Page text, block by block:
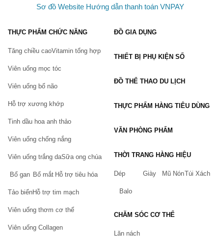
<<------------------------------------->>
những quyền lợi:
Chiaki.vn
Hoàn tiền, đổi trả trong 5 ngày nếu có lỗi của nhà sản xuất và
hỏng hóc trong quá trình vận chuyển. (Xem thêm:
sách đổi trả hàng tại Chiaki
Quý khách có thể tham khảo
chúng tôi sẽ liên hệ lại Quý Khách trong thời gian ngắn nhất.
Lưu ý: Mọi thông tin trên đây chỉ mang tính chất tham khảo. Việc
lòng đọc kĩ thông tin chi tiết ở tờ rơi bên trong hộp sản phẩm.
Sơ đồ Website Hướng dẫn thanh toán VNPAY
THỰC PHẨM CHỨC NĂNG
Tăng chiều caoVitamin tổng hợp
Viên uống mọc tóc
Viên uống bổ não
Hỗ trợ xương khớp
Tinh dầu hoa anh thảo
Viên uống chống nắng
Viên uống trắng daSữa ong chúa
Bổ gan Bổ mắt Hỗ trợ tiêu hóa
Tảo biểnHỗ trợ tim mạch
Viên uống thơm cơ thể
Viên uống Collagen
ĐỒ GIA DỤNG
THIẾT BỊ PHỤ KIỆN SỐ
ĐỒ THỂ THAO DU LỊCH
THỰC PHẨM HÀNG TIÊU DÙNG
VĂN PHÒNG PHẨM
THỜI TRANG HÀNG HIỆU
Dép Giày Mũ NónTúi Xách
Balo
CHĂM SÓC CƠ THỂ
Lăn nách